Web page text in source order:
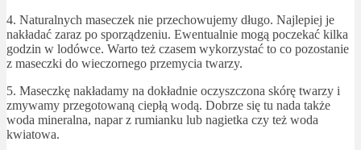
4. Naturalnych maseczek nie przechowujemy długo. Najlepiej je
nakładać zaraz po sporządzeniu. Ewentualnie mogą poczekać kilka
godzin w lodówce. Warto też czasem wykorzystać to co pozostanie
z maseczki do wieczornego przemycia twarzy.
5. Maseczkę nakładamy na dokładnie oczyszczona skórę twarzy i
zmywamy przegotowaną ciepłą wodą. Dobrze się tu nada także
woda mineralna, napar z rumianku lub nagietka czy też woda
kwiatowa.